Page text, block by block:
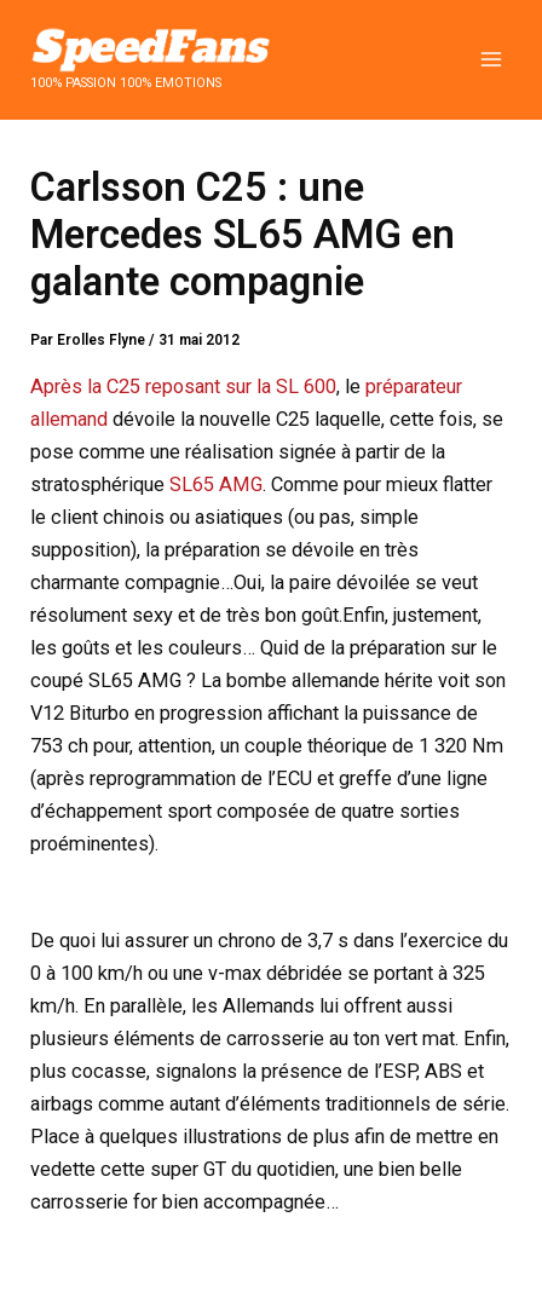
contenu100% PASSION 100% EMOTIONS
Carlsson C25 : une
Mercedes SL65 AMG en
galante compagnie
Par Erolles Flyne/ 31 mai 2012
Après la C25 reposant sur la SL 600, lepréparateur
allemand dévoile la nouvelle C25 laquelle, cette fois, se
pose comme une réalisation signée à partir de la
stratosphériqueSL65 AMG. Comme pour mieux flatter
le client chinois ou asiatiques (ou pas, simple
supposition), la préparation se dévoile en très
charmante compagnie…Oui, la paire dévoilée se veut
résolument sexy et de très bon goût.Enfin, justement,
les goûts et les couleurs… Quid de la préparation sur le
coupé SL65 AMG ? La bombe allemande hérite voit son
V12 Biturbo en progression affichant la puissance de
753 ch pour, attention, un couple théorique de 1 320 Nm
(après reprogrammation de l’ECU et greffe d’une ligne
d’échappement sport composée de quatre sorties
proéminentes).
De quoi lui assurer un chrono de 3,7 s dans l’exercice du
0 à 100 km/h ou une v-max débridée se portant à 325
km/h. En parallèle, les Allemands lui offrent aussi
plusieurs éléments de carrosserie au ton vert mat. Enfin,
plus cocasse, signalons la présence de l’ESP, ABS et
airbags comme autant d’éléments traditionnels de série.
Place à quelques illustrations de plus afin de mettre en
vedette cette super GT du quotidien, une bien belle
carrosserie for bien accompagnée…